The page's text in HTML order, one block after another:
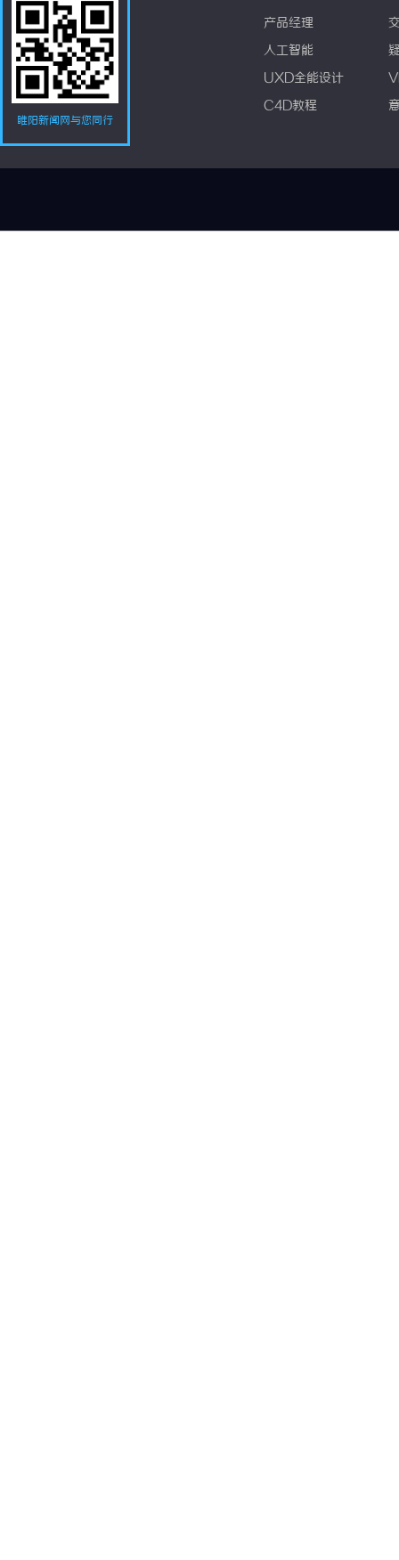
睢阳新闻网与您同行
产品经理
人工智能
UXD全能设计
C4D教程